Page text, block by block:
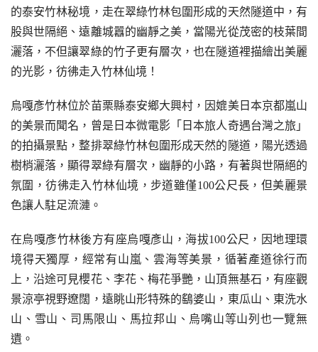
的泰安竹林秘境，走在翠綠竹林包圍形成的天然隧道中，有
股與世隔絕、遠離城囂的幽靜之美，當陽光從茂密的枝葉間
灑落，不但讓翠綠的竹子更有層次，也在隧道裡描繪出美麗
的光影，彷彿走入竹林仙境！
烏嘎彥竹林位於苗栗縣泰安鄉大興村，因媲美日本京都嵐山
的美景而聞名，曾是日本微電影「日本旅人奇遇台灣之旅」
的拍攝景點，整排翠綠竹林包圍形成天然的隧道，陽光透過
樹梢灑落，顯得翠綠有層次，幽靜的小路，有著與世隔絕的
氛圍，彷彿走入竹林仙境，步道雖僅100公尺長，但美麗景
色讓人駐足流漣。
在烏嘎彥竹林後方有座烏嘎彥山，海拔100公尺，因地理環
境得天獨厚，經常有山嵐、雲海等美景，循著產道徐行而
上，沿途可見櫻花、李花、梅花爭艷，山頂無基石，有座觀
景涼亭視野遼闊，遠眺山形特殊的鷂婆山，東瓜山、東洗水
山、雪山、司馬限山、馬拉邦山、烏嘴山等山列也一覽無
遺。